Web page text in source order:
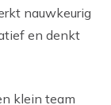
nauwkeurig
en denkt
klein team